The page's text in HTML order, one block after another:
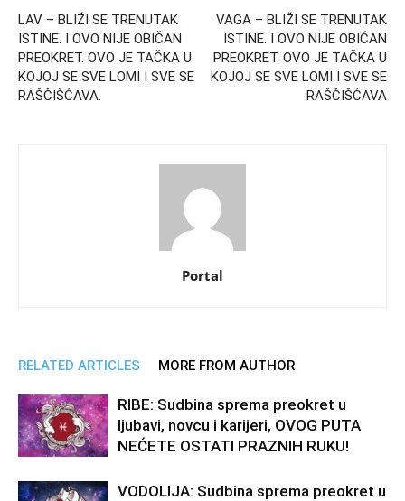
LAV – BLIŽI SE TRENUTAK
ISTINE. I OVO NIJE OBIČAN
PREOKRET. OVO JE TAČKA U
KOJOJ SE SVE LOMI I SVE SE
RAŠČIŠĆAVA.
VAGA – BLIŽI SE TRENUTAK
ISTINE. I OVO NIJE OBIČAN
PREOKRET. OVO JE TAČKA U
KOJOJ SE SVE LOMI I SVE SE
RAŠČIŠĆAVA
Portal
RELATED ARTICLES MORE FROM AUTHOR
RIBE: Sudbina sprema preokret u
ljubavi, novcu i karijeri, OVOG PUTA
NEĆETE OSTATI PRAZNIH RUKU!
VODOLIJA: Sudbina sprema preokret u